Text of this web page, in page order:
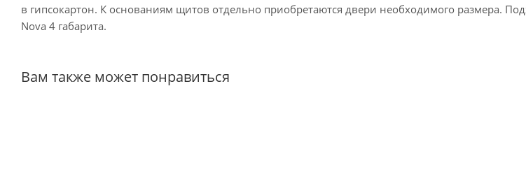
в гипсокартон. К основаниям щитов отдельно приобретаются двери необходимого размера.
Nova 4 габарита.
Вам также может понравиться